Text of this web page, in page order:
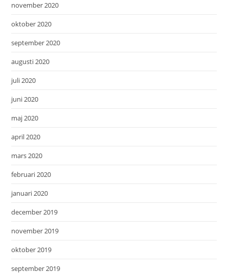
november 2020
oktober 2020
september 2020
augusti 2020
juli 2020
juni 2020
maj 2020
april 2020
mars 2020
februari 2020
januari 2020
december 2019
november 2019
oktober 2019
september 2019